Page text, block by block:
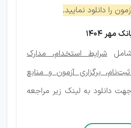
را دانلود نمایید.
1404
شاملشرایط استخدام، مدارک
برگزاری آزمون و منابع
دانلود به لینک زیر مراجعه